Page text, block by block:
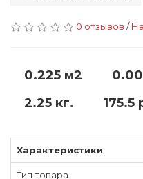
0 отзывов /
0.225 м2
2.25 кг.
175.5
Характеристики
Тип товара